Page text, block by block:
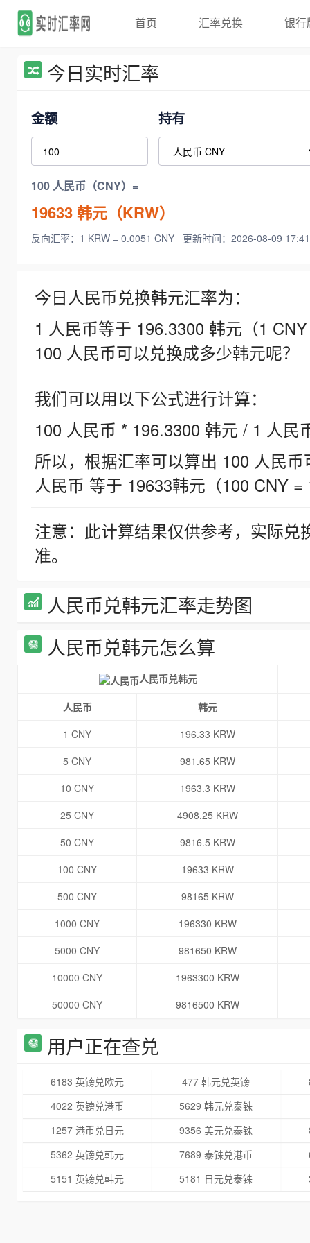
首页 汇率兑换 银行
今日实时汇率
金额 持有
100 人民币（CNY）=
19633韩元（KRW）
反向汇率：1 KRW = 0.0051 CNY 更新时间：2026-08-09
今日人民币兑换韩元汇率为：
1 人民币等于 196.3300 韩元（1
100 人民币可以兑换成多少韩元呢？
我们可以用以下公式进行计算：
100 人民币 * 196.3300 韩元 / 1 人民
所以，根据汇率可以算出 100 人民
人民币 等于 19633韩元（100 CNY =
注意：此计算结果仅供参考，实际
准。
人民币兑韩元汇率走势图
人民币兑韩元怎么算
人民币兑韩元
人民币
韩元
1 CNY
196.33 KRW
5 CNY
981.65 KRW
10 CNY
1963.3 KRW
25 CNY
4908.25 KRW
50 CNY
9816.5 KRW
100 CNY
19633 KRW
500 CNY
98165 KRW
1000 CNY
196330 KRW
5000 CNY
981650 KRW
10000 CNY
1963300 KRW
50000 CNY
9816500 KRW
用户正在查兑
6183 英镑兑欧元 477 韩元兑英镑
4022 英镑兑港币
5629 韩元兑泰铢
1257 港币兑日元
9356 美元兑泰铢
5362 英镑兑韩元
7689 泰铢兑港币
5151 英镑兑韩元
5181 日元兑泰铢